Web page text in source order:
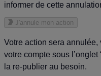
informer de cette
J'annule mon action
Votre action sera
votre compte sous
la re-publier au besoin.